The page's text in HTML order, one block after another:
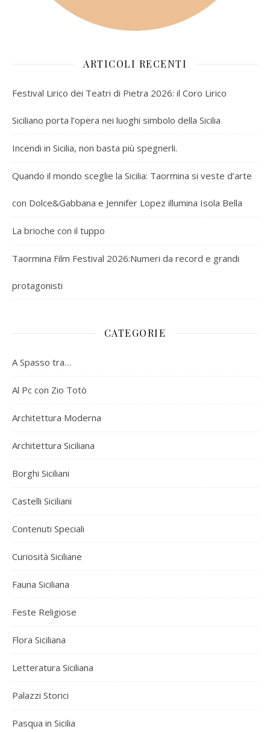
ARTICOLI RECENTI
Festival Lirico dei Teatri di Pietra 2026: il Coro Lirico
Siciliano porta l’opera nei luoghi simbolo della Sicilia
Incendi in Sicilia, non basta più spegnerli.
Quando il mondo sceglie la Sicilia: Taormina si veste d’arte
con Dolce&Gabbana e Jennifer Lopez illumina Isola Bella
La brioche con il tuppo
Taormina Film Festival 2026:Numeri da record e grandi
protagonisti
CATEGORIE
A Spasso tra…
Al Pc con Zio Totò
Architettura Moderna
Architettura Siciliana
Borghi Siciliani
Castelli Siciliani
Contenuti Speciali
Curiosità Siciliane
Fauna Siciliana
Feste Religiose
Flora Siciliana
Letteratura Siciliana
Palazzi Storici
Pasqua in Sicilia